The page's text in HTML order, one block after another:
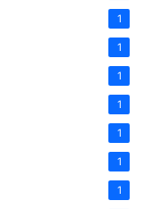
1
1
1
1
1
1
1